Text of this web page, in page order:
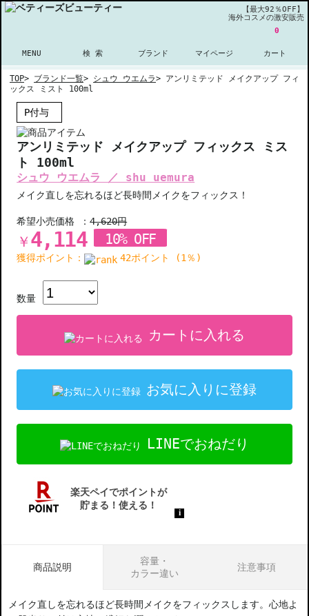
【最大92％OFF】
海外コスメの激安販売
MENU 検 索 ブランド マイページ
0
カート
TOP> ブランド一覧> シュウ ウエムラ> アンリミテッド メイクアップ フィ
ックス ミスト 100ml
P付与
アンリミテッド メイクアップ フィックス ミス
ト 100ml
シュウ ウエムラ ／ shu uemura
メイク直しを忘れるほど長時間メイクをフィックス！
希望小売価格 ：4,620円
￥ 4,114 10% OFF
獲得ポイント： 42ポイント (1％)
数量
カートに入れる
お気に入りに登録
LINEでおねだり
商品説明
容量・
カラー違い
注意事項
メイク直しを忘れるほど長時間メイクをフィックスします。心地よ